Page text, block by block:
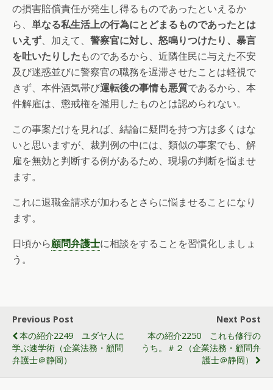
の損害賠償責任が発生し得るものであったといえるか
ら、 単なる私生活上の行為にとどまるものであったとは
いえず、加えて、 警察官に対し、怒鳴りつけたり、暴言
を吐いたりしたものであるから、近隣住民に与えた不安
及び迷惑並びに警察官の職務を遅滞させたことは軽視で
きず、本件酒気帯び運転後の事情も悪質であるから、本
件解雇は、懲戒権を濫用したものとは認められない。
この事案だけを見れば、結論に疑問を持つ方は多くはな
いと思いますが、裁判例の中には、類似の事案でも、解
雇を無効と判断する例があるため、現場の判断を悩ませ
ます。
これに退職金請求が加わるとさらに悩ませることになり
ます。
日頃から顧問弁護士に相談をすることを習慣化しましょ
う。
Previous Post
本の紹介2249 ユダヤ人に
学ぶ速学術（企業法務・顧問
弁護士＠静岡）
Next Post
本の紹介2250 これも修行の
うち。＃２（企業法務・顧問弁
護士＠静岡）